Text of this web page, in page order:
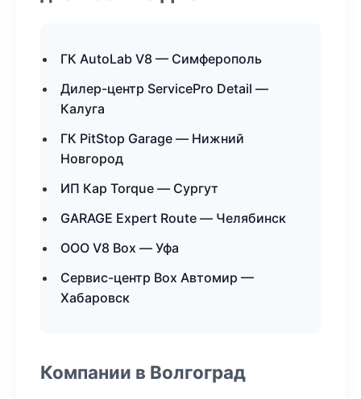
ГК AutoLab V8 — Симферополь
Дилер-центр ServicePro Detail —
Калуга
ГК PitStop Garage — Нижний
Новгород
ИП Кар Torque — Сургут
GARAGE Expert Route — Челябинск
ООО V8 Box — Уфа
Сервис-центр Box Автомир —
Хабаровск
Компании в Волгоград